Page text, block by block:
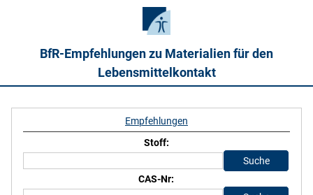
BfR-Empfehlungen zu Materialien für den
Lebensmittelkontakt
Empfehlungen
Stoff:
CAS-Nr: